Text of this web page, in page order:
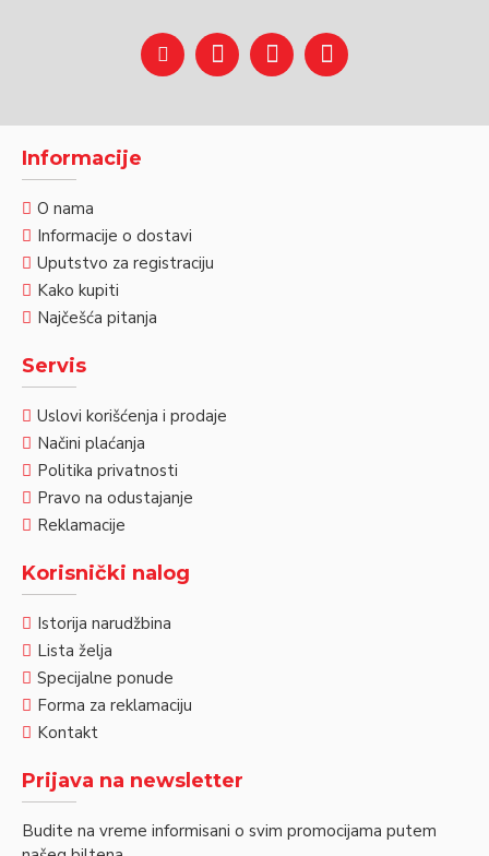
Informacije
O nama
Informacije o dostavi
Uputstvo za registraciju
Kako kupiti
Najčešća pitanja
Servis
Uslovi korišćenja i prodaje
Načini plaćanja
Politika privatnosti
Pravo na odustajanje
Reklamacije
Korisnički nalog
Istorija narudžbina
Lista želja
Specijalne ponude
Forma za reklamaciju
Kontakt
Prijava na newsletter
Budite na vreme informisani o svim promocijama putem